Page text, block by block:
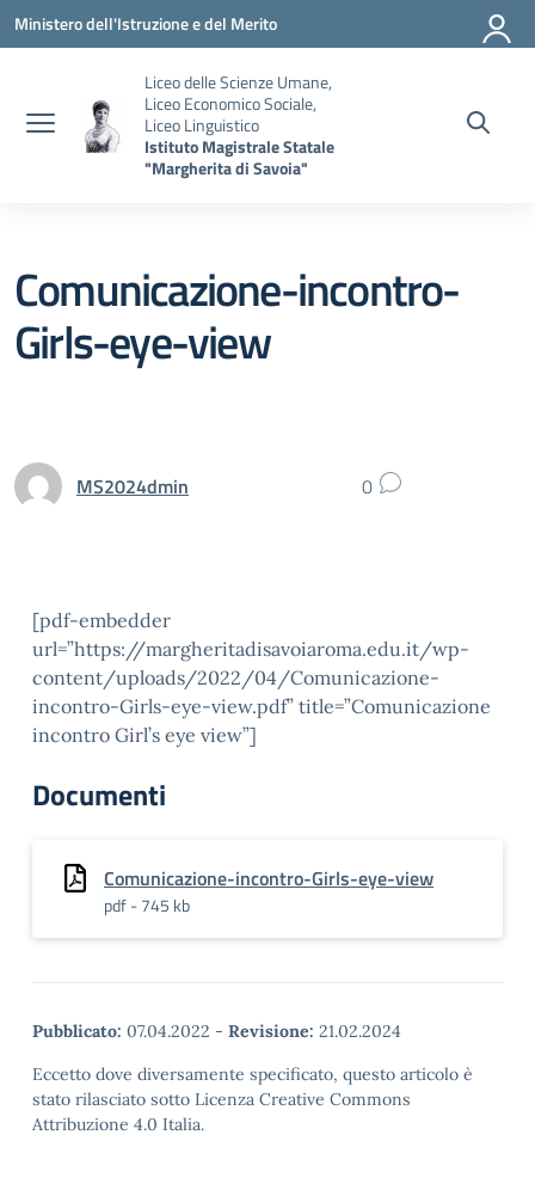
Vai ai contenuti
Vai al menu di navigazione
Vai al footer
Ministero dell'Istruzione e del Merito
Liceo delle Scienze Umane,
Liceo Economico Sociale,
Liceo Linguistico
Istituto Magistrale Statale
"Margherita di Savoia"
Comunicazione-incontro-
Girls-eye-view
MS2024dmin 0
[pdf-embedder
url=”https://margheritadisavoiaroma.edu.it/wp-
content/uploads/2022/04/Comunicazione-
incontro-Girls-eye-view.pdf” title=”Comunicazione
incontro Girl’s eye view”]
Documenti
Comunicazione-incontro-Girls-eye-view
pdf - 745 kb
Pubblicato: 07.04.2022 - Revisione: 21.02.2024
Eccetto dove diversamente specificato, questo articolo è
stato rilasciato sotto Licenza Creative Commons
Attribuzione 4.0 Italia.